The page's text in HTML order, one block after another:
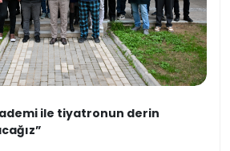
ile tiyatronun derin